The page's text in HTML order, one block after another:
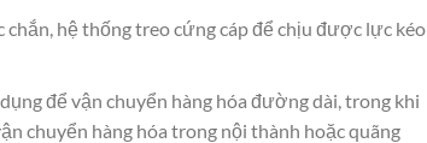
chắn, hệ thống treo cứng cáp để chịu được lực kéo
để vận chuyển hàng hóa đường dài, trong khi
chuyển hàng hóa trong nội thành hoặc quãng